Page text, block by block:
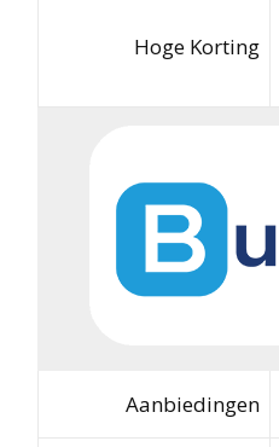
Hoge Korting
Aanbiedingen